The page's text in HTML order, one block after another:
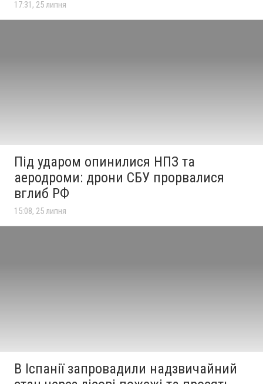
17:31, 25 липня
Під ударом опинилися НПЗ та
аеродроми: дрони СБУ прорвалися
вглиб РФ
15:08, 25 липня
В Іспанії запровадили надзвичайний